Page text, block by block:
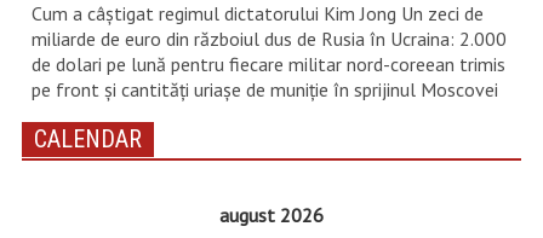
Cum a câștigat regimul dictatorului Kim Jong Un zeci de
miliarde de euro din războiul dus de Rusia în Ucraina: 2.000
de dolari pe lună pentru fiecare militar nord-coreean trimis
pe front și cantități uriașe de muniție în sprijinul Moscovei
CALENDAR
august 2026